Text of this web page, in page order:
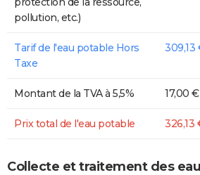
pollution, etc.)
Tarif de l'eau potable Hors
Taxe
309,13
Montant de la TVA à 5,5% 17,00 €
Prix total de l'eau potable 326,13
Collecte et traitement des